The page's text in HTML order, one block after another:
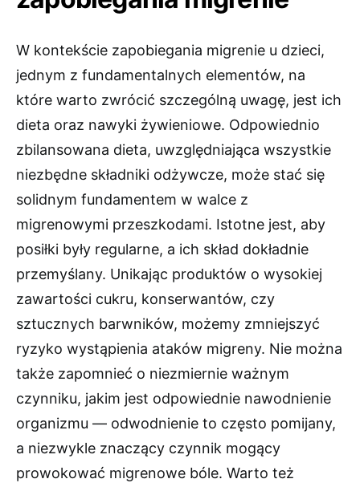
W kontekście zapobiegania migrenie u dzieci,
jednym z fundamentalnych elementów, na
które warto zwrócić szczególną uwagę, jest ich
dieta oraz nawyki żywieniowe. Odpowiednio
zbilansowana dieta, uwzględniająca wszystkie
niezbędne składniki odżywcze, może stać się
solidnym fundamentem w walce z
migrenowymi przeszkodami. Istotne jest, aby
posiłki były regularne, a ich skład dokładnie
przemyślany. Unikając produktów o wysokiej
zawartości cukru, konserwantów, czy
sztucznych barwników, możemy zmniejszyć
ryzyko wystąpienia ataków migreny. Nie można
także zapomnieć o niezmiernie ważnym
czynniku, jakim jest odpowiednie nawodnienie
organizmu — odwodnienie to często pomijany,
a niezwykle znaczący czynnik mogący
prowokować migrenowe bóle. Warto też